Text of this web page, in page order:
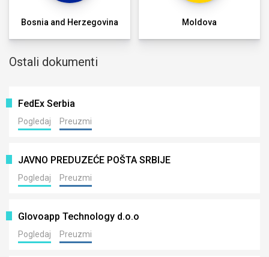
Bosnia and Herzegovina Moldova
Ostali dokumenti
FedEx Serbia
Pogledaj Preuzmi
JAVNO PREDUZEĆE POŠTA SRBIJE
Pogledaj Preuzmi
Glovoapp Technology d.o.o
Pogledaj Preuzmi